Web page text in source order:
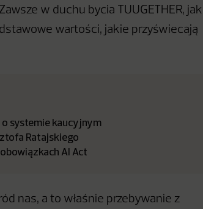
w duchu bycia TUUGETHER, jak
wartości, jakie przyświecają
o systemie kaucyjnym
Ratajskiego
AI Act
nas, a to właśnie przebywanie z